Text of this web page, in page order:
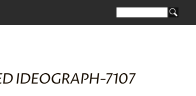
IDEOGRAPH-7107